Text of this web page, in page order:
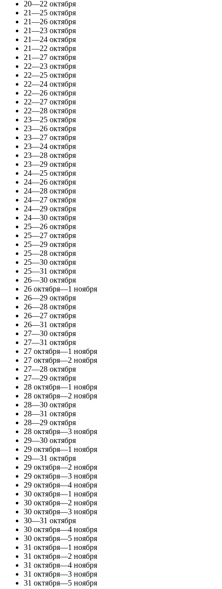
20—22 октября
21—25 октября
21—26 октября
21—23 октября
21—24 октября
21—22 октября
21—27 октября
22—23 октября
22—25 октября
22—24 октября
22—26 октября
22—27 октября
22—28 октября
23—25 октября
23—26 октября
23—27 октября
23—24 октября
23—28 октября
23—29 октября
24—25 октября
24—26 октября
24—28 октября
24—27 октября
24—29 октября
24—30 октября
25—26 октября
25—27 октября
25—29 октября
25—28 октября
25—30 октября
25—31 октября
26—30 октября
26 октября—1 ноября
26—29 октября
26—28 октября
26—27 октября
26—31 октября
27—30 октября
27—31 октября
27 октября—1 ноября
27 октября—2 ноября
27—28 октября
27—29 октября
28 октября—1 ноября
28 октября—2 ноября
28—30 октября
28—31 октября
28—29 октября
28 октября—3 ноября
29—30 октября
29 октября—1 ноября
29—31 октября
29 октября—2 ноября
29 октября—3 ноября
29 октября—4 ноября
30 октября—1 ноября
30 октября—2 ноября
30 октября—3 ноября
30—31 октября
30 октября—4 ноября
30 октября—5 ноября
31 октября—1 ноября
31 октября—2 ноября
31 октября—4 ноября
31 октября—3 ноября
31 октября—5 ноября